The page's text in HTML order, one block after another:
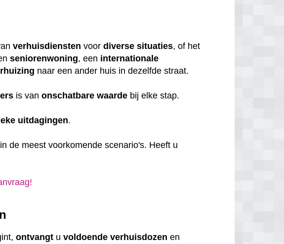
verhuisdiensten voordiverse situaties, of het
seniorenwoning, een internationale
naar een ander huis in dezelfde straat.
is vanonschatbare waarde bij elke stap.
uitdagingen.
de meest voorkomende scenario's. Heeft u
ontvangt uvoldoende verhuisdozen en